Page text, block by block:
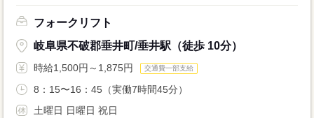
フォークリフト
岐阜県不破郡垂井町/垂井駅（徒歩 10分）
時給1,500円～1,875円 交通費一部支給
8：15〜16：45（実働7時間45分）
土曜日 日曜日 祝日